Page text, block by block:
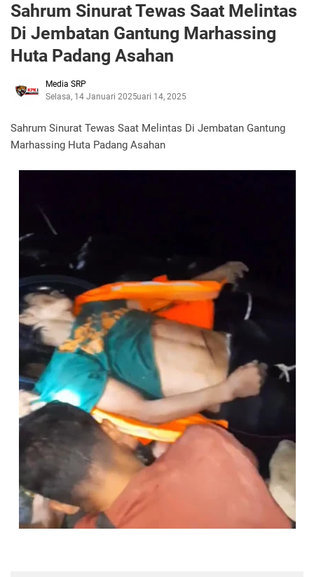
Sahrum Sinurat Tewas Saat Melintas
Di Jembatan Gantung Marhassing
Huta Padang Asahan
Media SRP
Selasa, 14 Januari 2025Januari 14, 2025
Sahrum Sinurat Tewas Saat Melintas Di Jembatan Gantung
Marhassing Huta Padang Asahan